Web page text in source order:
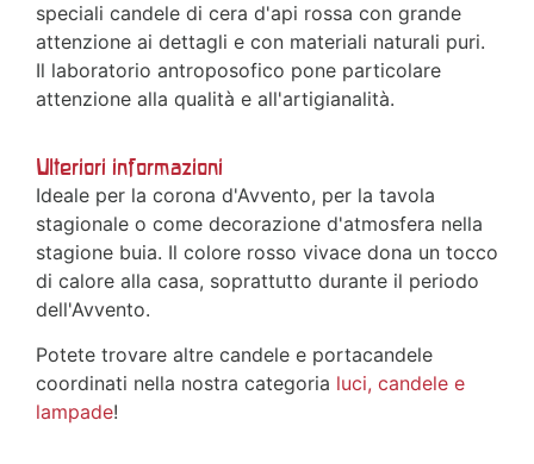
speciali candele di cera d'api rossa con grande
attenzione ai dettagli e con materiali naturali puri.
Il laboratorio antroposofico pone particolare
attenzione alla qualità e all'artigianalità.
Ulteriori informazioni
Ideale per la corona d'Avvento, per la tavola
stagionale o come decorazione d'atmosfera nella
stagione buia. Il colore rosso vivace dona un tocco
di calore alla casa, soprattutto durante il periodo
dell'Avvento.
Potete trovare altre candele e portacandele
coordinati nella nostra categoria luci, candele e
lampade!